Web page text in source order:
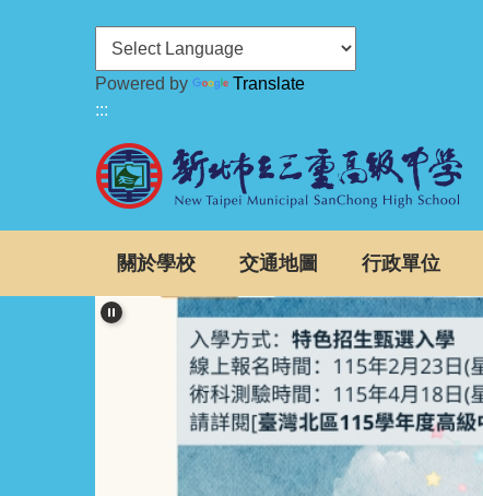
Powered by
Translate
:::
關於學校 交通地圖 行政單位